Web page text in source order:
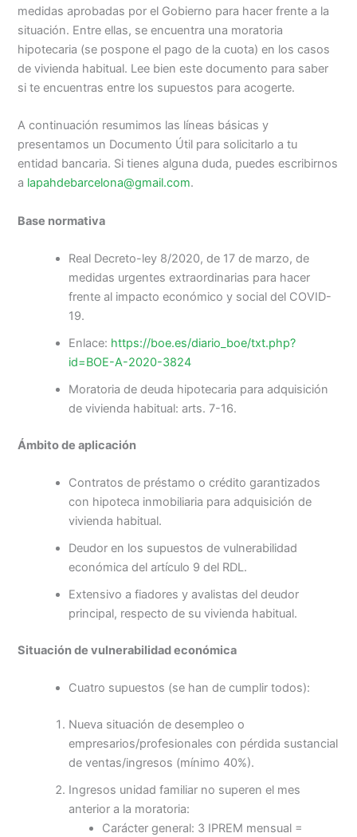
medidas aprobadas por el Gobierno para hacer frente a la
situación. Entre ellas, se encuentra una moratoria
hipotecaria (se pospone el pago de la cuota) en los casos
de vivienda habitual. Lee bien este documento para saber
si te encuentras entre los supuestos para acogerte.
A continuación resumimos las líneas básicas y
presentamos un Documento Útil para solicitarlo a tu
entidad bancaria. Si tienes alguna duda, puedes escribirnos
a lapahdebarcelona@gmail.com.
Base normativa
Real Decreto-ley 8/2020, de 17 de marzo, de
medidas urgentes extraordinarias para hacer
frente al impacto económico y social del COVID-
19.
Enlace: https://boe.es/diario_boe/txt.php?
id=BOE-A-2020-3824
Moratoria de deuda hipotecaria para adquisición
de vivienda habitual: arts. 7-16.
Ámbito de aplicación
Contratos de préstamo o crédito garantizados
con hipoteca inmobiliaria para adquisición de
vivienda habitual.
Deudor en los supuestos de vulnerabilidad
económica del artículo 9 del RDL.
Extensivo a fiadores y avalistas del deudor
principal, respecto de su vivienda habitual.
Situación de vulnerabilidad económica
Cuatro supuestos (se han de cumplir todos):
Nueva situación de desempleo o
empresarios/profesionales con pérdida sustancial
de ventas/ingresos (mínimo 40%).
Ingresos unidad familiar no superen el mes
anterior a la moratoria:
Carácter general: 3 IPREM mensual =